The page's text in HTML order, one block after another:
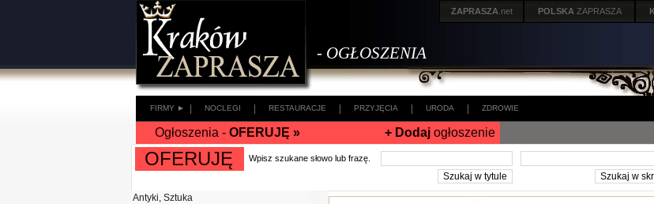
ZAPRASZA .net POLSKA ZAPRASZA
- OGŁOSZENIA
FIRMY ► NOCLEGI RESTAURACJE PRZYJĘCIA URODA ZDROWIE
Ogłoszenia - OFERUJĘ » + Dodaj ogłoszenie
OFERUJĘ Wpisz szukane słowo lub frazę.
Antyki, Sztuka